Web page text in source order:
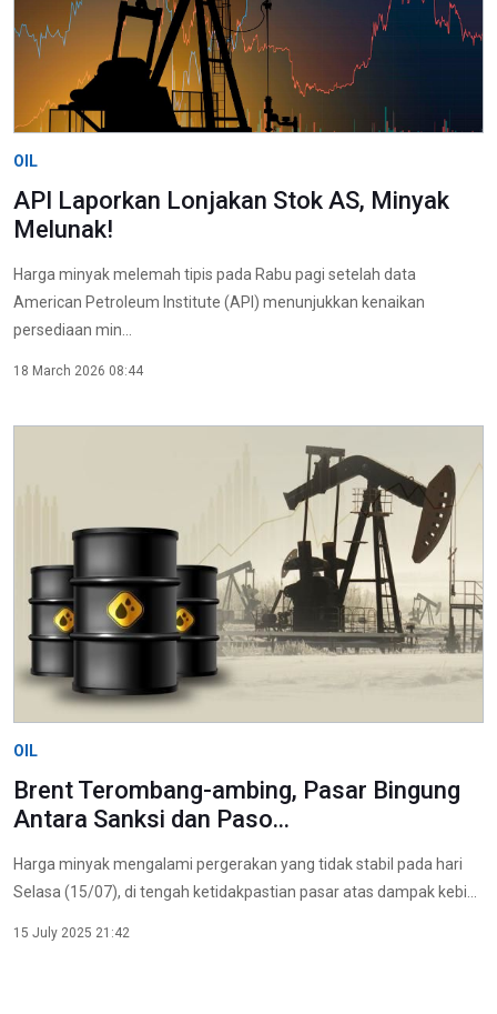
OIL
API Laporkan Lonjakan Stok AS, Minyak
Melunak!
Harga minyak melemah tipis pada Rabu pagi setelah data
American Petroleum Institute (API) menunjukkan kenaikan
persediaan min...
18 March 2026 08:44
OIL
Brent Terombang-ambing, Pasar Bingung
Antara Sanksi dan Paso...
Harga minyak mengalami pergerakan yang tidak stabil pada hari
Selasa (15/07), di tengah ketidakpastian pasar atas dampak kebi...
15 July 2025 21:42